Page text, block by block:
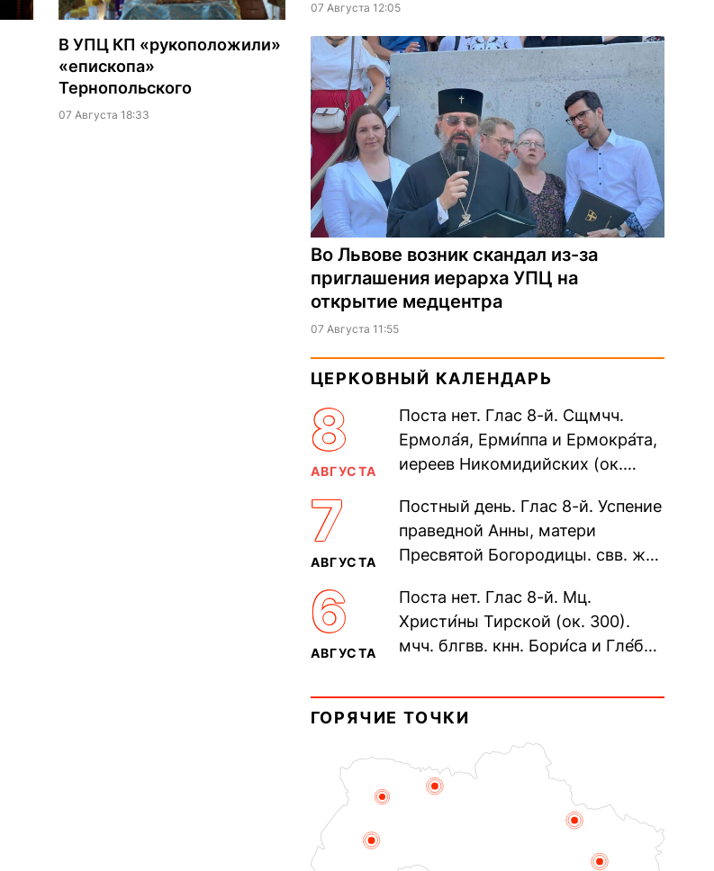
В УПЦ КП «рукоположили»
«епископа»
Тернопольского
07 Августа 18:33
07 Августа 12:05
Во Львове возник скандал из-за
приглашения иерарха УПЦ на
открытие медцентра
07 Августа 11:55
ЦЕРКОВНЫЙ КАЛЕНДАРЬ
8
АВГУСТА
Поста нет. Глас 8-й. Сщмчч.
Ермола́я, Ерми́ппа и Ермокра́та,
иереев Никомидийских (ок.
Печерского, в Ближних
пещерах...
7
АВГУСТА
Постный день. Глас 8-й. Успение
праведной Анны, матери
Пресвятой Богородицы. свв. жен
прп. Евпракси́и девы,...
6
АВГУСТА
Поста нет. Глас 8-й. Мц.
Христи́ны Тирской (ок. 300).
мчч. блгвв. кнн. Бори́са и Гле́ба,
Дави́да (1015). Прп....
ГОРЯЧИЕ ТОЧКИ